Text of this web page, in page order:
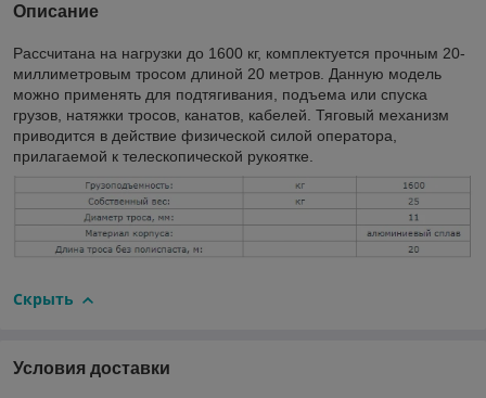
Описание
Рассчитана на нагрузки до 1600 кг, комплектуется прочным 20-
миллиметровым тросом длиной 20 метров. Данную модель
можно применять для подтягивания, подъема или спуска
грузов, натяжки тросов, канатов, кабелей. Тяговый механизм
приводится в действие физической силой оператора,
прилагаемой к телескопической рукоятке.
Скрыть
Условия доставки